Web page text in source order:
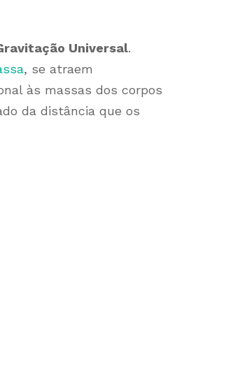
Universal.
, se atraem
às massas dos corpos
da distância que os